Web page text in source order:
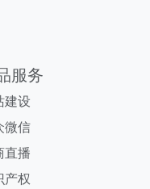
服务
建设
微信
直播
产权